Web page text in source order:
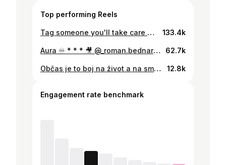
Top performing Reels
Tag someone you'll take care of next season 🫂 * * * 🎥 @behan.visuals 🏍️ @yamaha_povazska_bystrica * * * * * #yamaha #motorcycle #bike #bikergirl #bikeride #bikerboy #sportbike #superbike #bikersofinstagram #bikelovers #bikelife #dainese #agvhelmets 133.4k
Aura ♾️ * * * 🎥 @_roman.bednarik_ 🏍️ @yamaha_povazska_bystrica * * * * * #motorcycle #yamaha #sportbike #bikersofinstagram #superbike #bikerboy #bikerlife #bikelovers #bikeride #biker ##bikergirl #dainese 62.7k
Občas je to boj na život a na smrt 💀😂 . . . #motogirl #motorcyclegirl #motorcyclechick #girlsthatride #bikerbabe #bikelife #bikelover #yamaha #sunset #storm #model #modelshoot #bikemodel #rider #life #death #300cc 12.8k
Engagement rate benchmark